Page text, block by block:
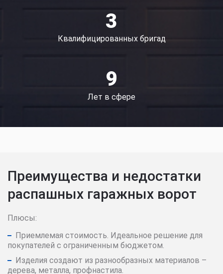
3
Квалифицированных бригад
9
Лет в сфере
Преимущества и недостатки
распашных гаражных ворот
Плюсы:
Приемлемая стоимость. Идеальное решение для
покупателей с ограниченным бюджетом.
Изделия создают из разнообразных материалов –
дерева, металла, профнастила.